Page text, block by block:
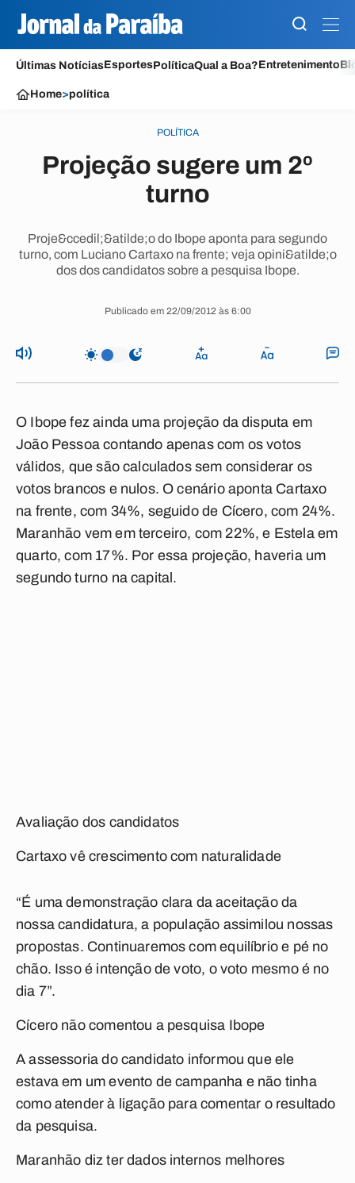
Últimas NotíciasEsportesPolíticaQual a Boa?Entretenimento
Home>política
POLÍTICA
Projeção sugere um 2º
turno
Proje&ccedil;&atilde;o do Ibope aponta para segundo
turno, com Luciano Cartaxo na frente; veja opini&atilde;o
dos dos candidatos sobre a pesquisa Ibope.
Publicado em 22/09/2012 às 6:00
O Ibope fez ainda uma projeção da disputa em
João Pessoa contando apenas com os votos
válidos, que são calculados sem considerar os
votos brancos e nulos. O cenário aponta Cartaxo
na frente, com 34%, seguido de Cícero, com 24%.
Maranhão vem em terceiro, com 22%, e Estela em
quarto, com 17%. Por essa projeção, haveria um
segundo turno na capital.
Avaliação dos candidatos
Cartaxo vê crescimento com naturalidade
“É uma demonstração clara da aceitação da
nossa candidatura, a população assimilou nossas
propostas. Continuaremos com equilíbrio e pé no
chão. Isso é intenção de voto, o voto mesmo é no
dia 7”.
Cícero não comentou a pesquisa Ibope
A assessoria do candidato informou que ele
estava em um evento de campanha e não tinha
como atender à ligação para comentar o resultado
da pesquisa.
Maranhão diz ter dados internos melhores